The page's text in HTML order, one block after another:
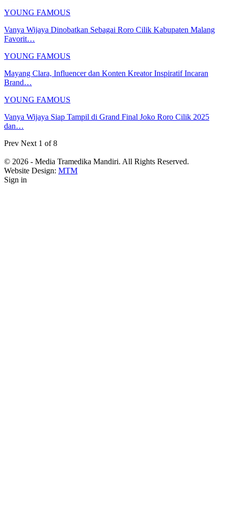
YOUNG FAMOUS
Vanya Wijaya Dinobatkan Sebagai Roro Cilik Kabupaten Malang
Favorit…
YOUNG FAMOUS
Mayang Clara, Influencer dan Konten Kreator Inspiratif Incaran
Brand…
YOUNG FAMOUS
Vanya Wijaya Siap Tampil di Grand Final Joko Roro Cilik 2025
dan…
Prev Next 1 of 8
© 2026 - Media Tramedika Mandiri. All Rights Reserved.
Website Design: MTM
Sign in